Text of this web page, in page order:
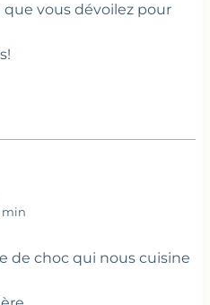
vous dévoilez pour
min
de choc qui nous cuisine